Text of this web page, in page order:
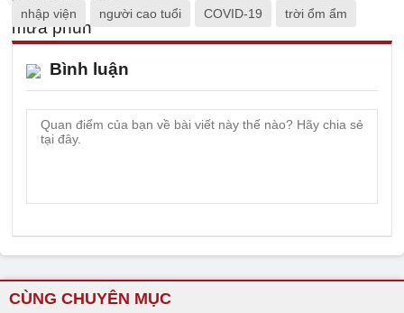
nhập viện người cao tuổi COVID-19 trời ổm ẩm
Bình luận
CÙNG CHUYÊN MỤC